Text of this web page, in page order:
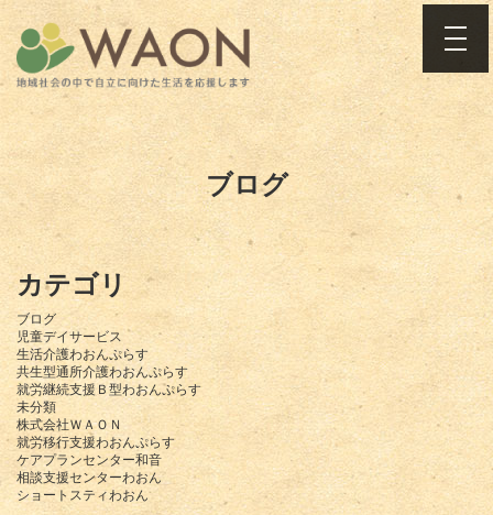
ブログ
カテゴリ
ブログ
児童デイサービス
生活介護わおんぷらす
共生型通所介護わおんぷらす
就労継続支援Ｂ型わおんぷらす
未分類
株式会社ＷＡＯＮ
就労移行支援わおんぷらす
ケアプランセンター和音
相談支援センターわおん
ショートスティわおん